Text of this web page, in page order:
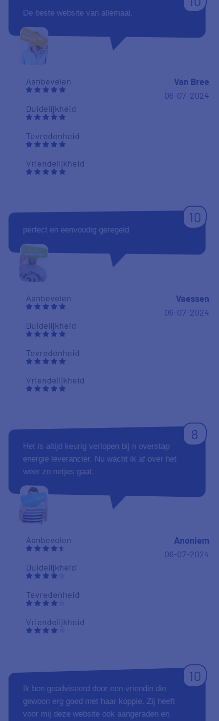
De beste website van allemaal.
Aanbevelen
Duidelijkheid
Tevredenheid
Vriendelijkheid
Van Bree
06-07-2024
10
perfect en eenvoudig geregeld
Aanbevelen
Duidelijkheid
Tevredenheid
Vriendelijkheid
Vaessen
06-07-2024
8
Het is altijd keurig verlopen bij n overstap
energie leverancier. Nu wacht ik af over het
weer zo netjes gaat.
Aanbevelen
Duidelijkheid
Tevredenheid
Vriendelijkheid
Anoniem
06-07-2024
10
Ik ben geadviseerd door een vriendin die
gewoon erg goed met haar koppie. Zij heeft
voor mij deze website ook aangeraden en